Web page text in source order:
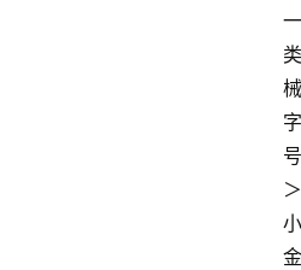
一
类
械
字
号
＞
小
金